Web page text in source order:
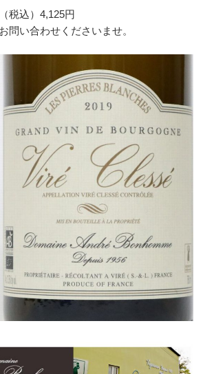
税込）4,125円
問い合わせくださいませ。